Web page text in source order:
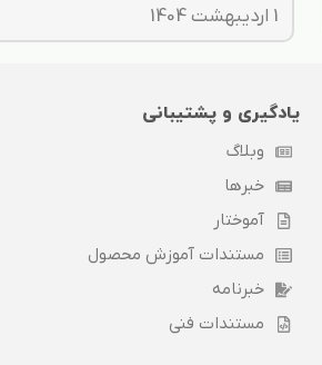
1 اردیبهشت 1404
یادگیری و پشتیبانی
وبلاگ
خبرها
آموختار
مستندات آموزش محصول
خبرنامه
مستندات فنی